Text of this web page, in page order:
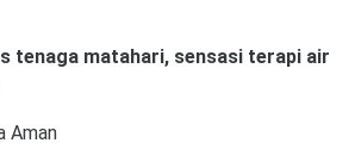
tenaga matahari, sensasi terapi air
Aman